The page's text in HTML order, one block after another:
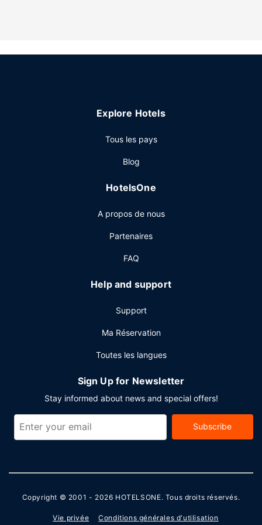
également l'accès Wi-Fi à Internet gratuit, un service de
Pendant votre séjour dans cet hôtel, vous pourrez manger
profiter du service d'étage 24 h/24. L'hébergement vous
méritée. Un petit déjeuner buffet est servi en semaine de
06 h 30 à 10 h 00 et le week-end de 06 h 30 à 10 h 30
Les équipements et services proposés incluent l'accès à
internet gratuit à Internet, un centre d'affaires ouvert 24
parking gratuit est disponible dans l'enceinte de
Explore Hotels
Tous les pays
Blog
HotelsOne
A propos de nous
Partenaires
FAQ
Help and support
Support
Ma Réservation
Toutes les langues
Sign Up for Newsletter
Stay informed about news and special offers!
Subscribe
Copyright © 2001 - 2026 HOTELSONE. Tous droits réservés.
Vie privée Conditions générales d'utilisation